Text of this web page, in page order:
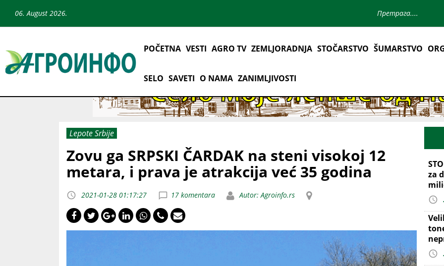
06. August 2026.
POČETNA VESTI AGRO TV ZEMLJORADNJA STOČARSTVO ŠUMARSTVO
SELO SAVETI O NAMA ZANIMLJIVOSTI
Lepote Srbije
Zovu ga SRPSKI ČARDAK na steni visokoj 12
metara, i prava je atrakcija već 35 godina
2021-01-28 01:17:27 17 komentara Autor: Agroinfo.rs
za